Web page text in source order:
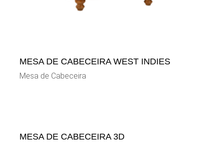
MESA DE CABECEIRA WEST INDIES
Mesa de Cabeceira
MESA DE CABECEIRA 3D